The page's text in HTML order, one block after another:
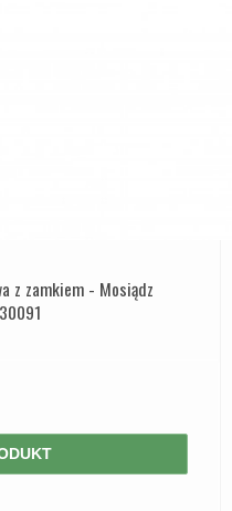
z zamkiem - Mosiądz